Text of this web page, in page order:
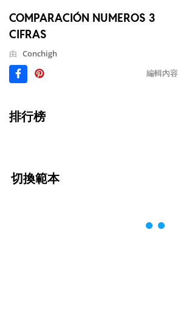
COMPARACIÓN NUMEROS 3
CIFRAS
由 Conchigh
編輯內容
排行榜
切換範本